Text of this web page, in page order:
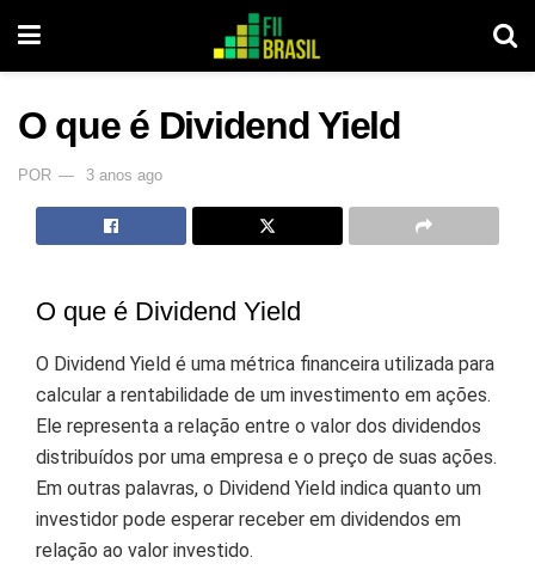
O que é Dividend Yield
POR 3 anos ago
O que é Dividend Yield
O Dividend Yield é uma métrica financeira utilizada para
calcular a rentabilidade de um investimento em ações.
Ele representa a relação entre o valor dos dividendos
distribuídos por uma empresa e o preço de suas ações.
Em outras palavras, o Dividend Yield indica quanto um
investidor pode esperar receber em dividendos em
relação ao valor investido.